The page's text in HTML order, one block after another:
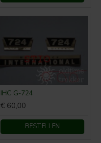
IHC G-724
€ 60,00
BESTELLEN